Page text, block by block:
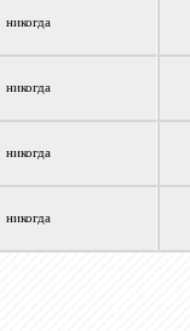
никогда
никогда
никогда
никогда